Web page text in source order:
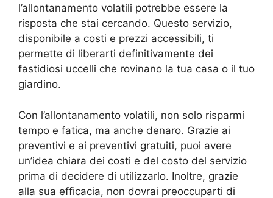
l’allontanamento volatili potrebbe essere la
risposta che stai cercando. Questo servizio,
disponibile a costi e prezzi accessibili, ti
permette di liberarti definitivamente dei
fastidiosi uccelli che rovinano la tua casa o il tuo
giardino.
Con l’allontanamento volatili, non solo risparmi
tempo e fatica, ma anche denaro. Grazie ai
preventivi e ai preventivi gratuiti, puoi avere
un’idea chiara dei costi e del costo del servizio
prima di decidere di utilizzarlo. Inoltre, grazie
alla sua efficacia, non dovrai preoccuparti di